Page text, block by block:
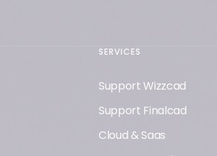
SERVICES
Support Wizzcad
Support Finalcad
Cloud & Saas